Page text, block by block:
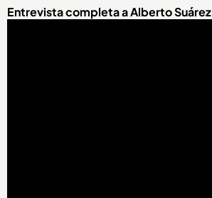
Entrevista completa a Alberto Suárez